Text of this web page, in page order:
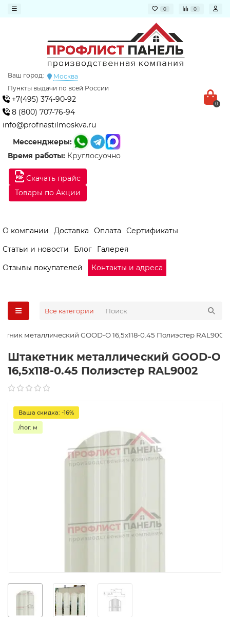
0 0
Скачать прайс
Товары по Акции
Ваш город:
Москва
Пункты выдачи по всей России
+7(495) 374-90-92
8 (800) 707-76-94
info@profnastilmoskva.ru
Мессенджеры:
Время работы: Круглосуочно
0
О компании Доставка Оплата
Сертификаты
Статьи и новости
Блог
Галерея
Отзывы покупателей
Контакты и адреса
Все категории
металлический GOOD-O 16,5х118-0.45 Полиэстер RAL9002
Штакетник металлический GOOD-O
16,5х118-0.45 Полиэстер RAL9002
Ваша скидка: -16%
/пог. м